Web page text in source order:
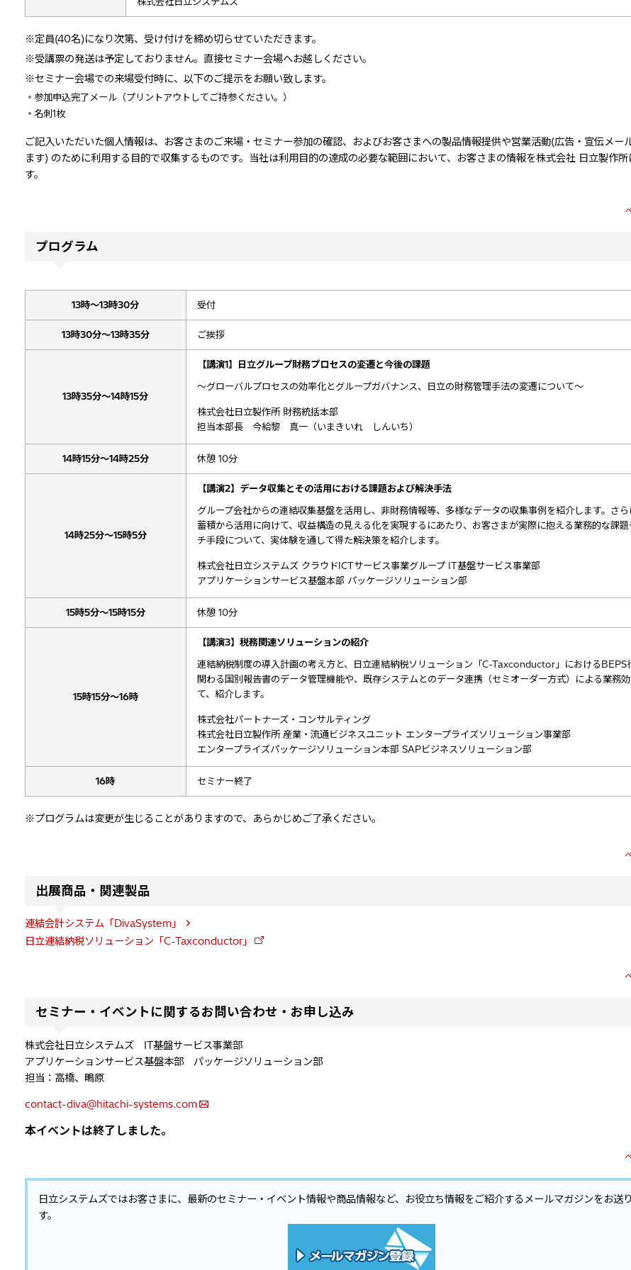
※定員(40名)になり次第、受け付けを締め切らせていただきます。
※受講票の発送は予定しておりません。直接セミナー会場へお越しください。
※セミナー会場での来場受付時に、以下のご提示をお願い致します。
参加申込完了メール（プリントアウトしてご持参ください。）
名刺1枚
ご記入いただいた個人情報は、お客さまのご来場・セミナー参加の確認、およびお客さまへの製品情報提供や営業活動(広告・宣伝メー
ます) のために利用する目的で収集するものです。当社は利用目的の達成の必要な範囲において、お客さまの情報を株式会社 日立製作
す。
プログラム
13時～13時30分 受付
13時30分～13時35分 ご挨拶
13時35分～14時15分
【講演1】日立グループ財務プロセスの変遷と今後の課題
～グローバルプロセスの効率化とグループガバナンス、日立の財務管理手法の変遷について～
株式会社日立製作所 財務統括本部
担当本部長 今給黎 真一（いまきいれ しんいち）
14時15分～14時25分 休憩 10分
14時25分～15時5分
【講演2】データ収集とその活用における課題および解決手法
グループ会社からの連結収集基盤を活用し、非財務情報等、多様なデータの収集事例を紹介します。さ
蓄積から活用に向けて、収益構造の見える化を実現するにあたり、お客さまが実際に抱える業務的な課
チ手段について、実体験を通して得た解決策を紹介します。
株式会社日立システムズ クラウドICTサービス事業グループ IT基盤サービス事業部
アプリケーションサービス基盤本部 パッケージソリューション部
15時5分～15時15分 休憩 10分
15時15分～16時
【講演3】税務関連ソリューションの紹介
連結納税制度の導入計画の考え方と、日立連結納税ソリューション「C-Taxconductor」におけるBEPS
関わる国別報告書のデータ管理機能や、既存システムとのデータ連携（セミオーダー方式）による業務
て、紹介します。
株式会社パートナーズ・コンサルティング
株式会社日立製作所 産業・流通ビジネスユニット エンタープライズソリューション事業部
エンタープライズパッケージソリューション本部 SAPビジネスソリューション部
16時 セミナー終了
※プログラムは変更が生じることがありますので、あらかじめご了承ください。
出展商品・関連製品
連結会計システム「DivaSystem」
日立連結納税ソリューション「C-Taxconductor」
セミナー・イベントに関するお問い合わせ・お申し込み
株式会社日立システムズ IT基盤サービス事業部
アプリケーションサービス基盤本部 パッケージソリューション部
担当：高橋、鴫原
contact-diva@hitachi-systems.com
本イベントは終了しました。
日立システムズではお客さまに、最新のセミナー・イベント情報や商品情報など、お役立ち情報をご紹介するメールマガジンをお送
す。